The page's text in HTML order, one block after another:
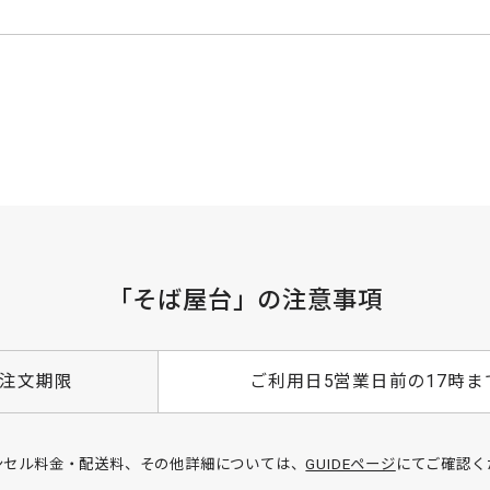
「そば屋台」の注意事項
文期限 ご利用日5営業日前の17時ま
ル料金・配送料、その他詳細については、GUIDEページ にてご確認く